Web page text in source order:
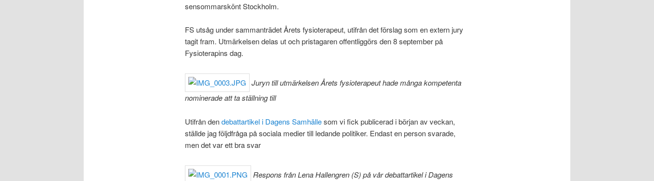
sensommarskönt Stockholm.
FS utsåg under sammanträdet Årets fysioterapeut, utifrån det förslag som en extern jury
tagit fram. Utmärkelsen delas ut och pristagaren offentliggörs den 8 september på
Fysioterapins dag.
Juryn till utmärkelsen Årets fysioterapeut hade många kompetenta
nominerade att ta ställning till
Utifrån dendebattartikel i Dagens Samhällesom vi fick publicerad i början av veckan,
ställde jag följdfråga på sociala medier till ledande politiker. Endast en person svarade,
men det var ett bra svar
Respons från Lena Hallengren (S) på vår debattartikel i Dagens